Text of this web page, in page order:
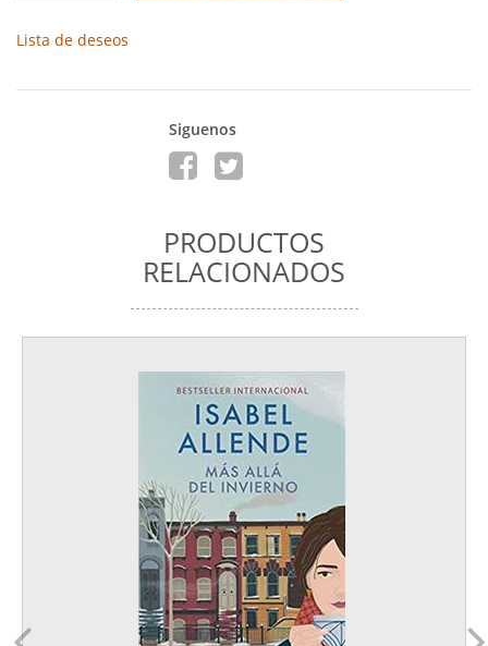
Lista de deseos
Siguenos
PRODUCTOS
RELACIONADOS